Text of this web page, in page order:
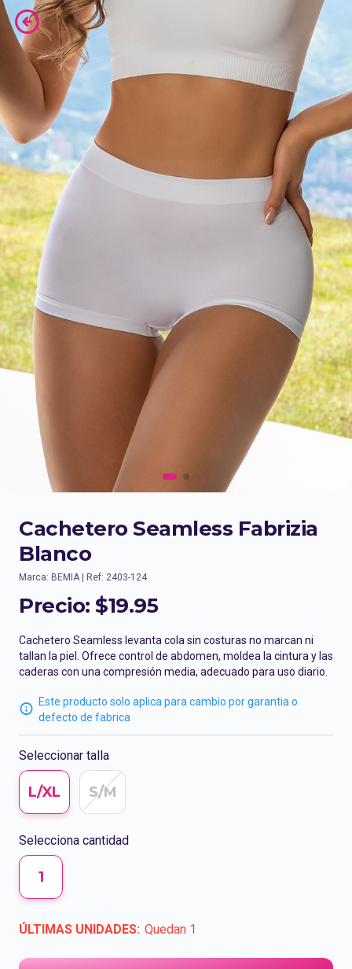
Cachetero Seamless Fabrizia
Blanco
Marca: BEMIA | Ref: 2403-124
Precio: $19.95
Cachetero Seamless levanta cola sin costuras no marcan ni
tallan la piel. Ofrece control de abdomen, moldea la cintura y las
caderas con una compresión media, adecuado para uso diario.
Este producto solo aplica para cambio por garantia o
defecto de fabrica
Seleccionar talla
L/XL S/M
Selecciona cantidad
1
ÚLTIMAS UNIDADES: Quedan 1